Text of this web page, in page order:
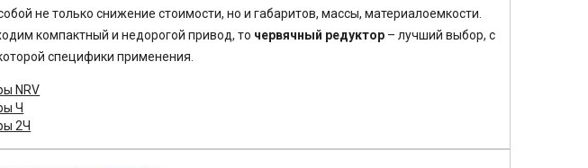
не только снижение стоимости, но и габаритов, массы, материалоемкости.
компактный и недорогой привод, то червячный редуктор – лучший выбор, с
специфики применения.
NRV
Ч
2Ч